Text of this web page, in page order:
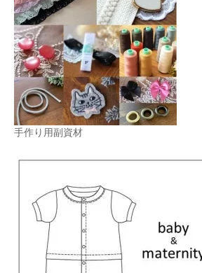
手作り用副資材